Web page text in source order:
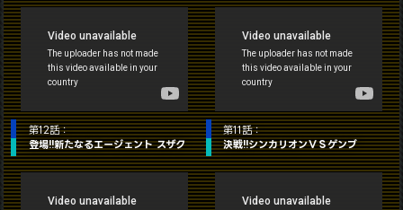
第12話：
登場!!新たなるエージェント スザク
第11話：
決戦!!シンカリオンＶＳゲンブ